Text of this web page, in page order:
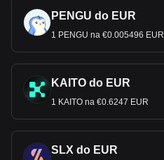
PENGU do EUR
1 PENGU na €0.005496 EUR
KAITO do EUR
1 KAITO na €0.6247 EUR
SLX do EUR